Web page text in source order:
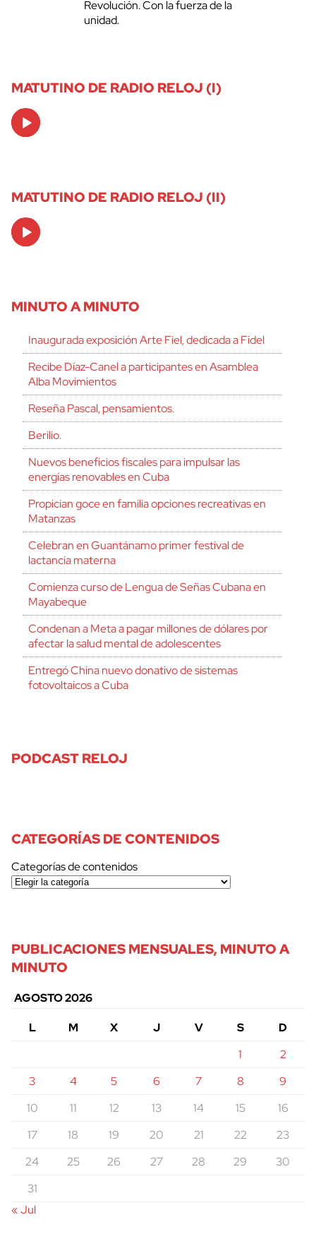
Revolución. Con la fuerza de la
unidad.
MATUTINO DE RADIO RELOJ (I)
Audio
Player
MATUTINO DE RADIO RELOJ (II)
Audio
Player
MINUTO A MINUTO
Inaugurada exposición Arte Fiel, dedicada a Fidel
Recibe Díaz-Canel a participantes en Asamblea
Alba Movimientos
Reseña Pascal, pensamientos.
Berilio.
Nuevos beneficios fiscales para impulsar las
energías renovables en Cuba
Propician goce en familia opciones recreativas en
Matanzas
Celebran en Guantánamo primer festival de
lactancia materna
Comienza curso de Lengua de Señas Cubana en
Mayabeque
Condenan a Meta a pagar millones de dólares por
afectar la salud mental de adolescentes
Entregó China nuevo donativo de sistemas
fotovoltaicos a Cuba
PODCAST RELOJ
CATEGORÍAS DE CONTENIDOS
Categorías de contenidos
PUBLICACIONES MENSUALES, MINUTO A
MINUTO
AGOSTO 2026
L
M X J V S
D
1
2
3
4 5 6 7 8
9
10
11 12 13 14 15
16
17
18 19 20 21 22
23
24
25 26 27 28 29
30
31
« Jul